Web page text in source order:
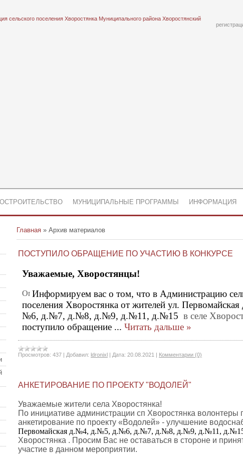
сельского поселения Хворостянка Муниципального района Хворостянский
МУНИЦИПАЛЬНЫЕ ПРОГРАММЫ ИНФОРМАЦИЯ
Главная » Архив материалов
ПОСТУПИЛО ОБРАЩЕНИЕ ПО УЧАСТИЮ В КОНКУРСЕ
Уважаемые, Хворостянцы!
Информируем вас о том, что в Администрацию
поселения Хворостянка от жителей ул.
№6, д.№7, д.№8, д.№9, д.№11, д.№15 в селе
поступило обращение ... Читать дальше »
Просмотров: 437 | Добавил: ldronixl | Дата: 20.08.2021 | Комментарии (0)
АНКЕТИРОВАНИЕ ПО ПРОЕКТУ "ВОДОЛЕЙ"
Уважаемые жители села Хворостянка!
По инициативе администрации сп Хворостянка волонтеры
анкетирование по проекту «Водолей» - улучшение
Первомайская д.№4, д.№5, д.№6, д.№7, д.№8, д.№9, д.№11,
Хворостянка . Просим Вас не оставаться в стороне и
участие в данном мероприятии.